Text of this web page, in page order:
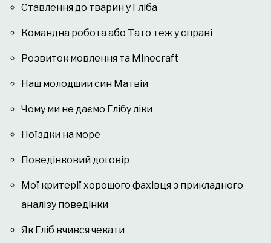
Ставлення до тварин у Гліба
Командна робота або Тато теж у справі
Розвиток мовлення та Minecraft
Наш молодший син Матвій
Чому ми не даємо Глібу ліки
Поїздки на море
Поведінковий договір
Мої критерії хорошого фахівця з прикладного
аналізу поведінки
Як Гліб вчився чекати